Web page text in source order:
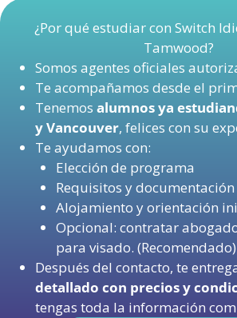
¿Por qué estudiar con Switch
Tamwood?
Somos agentes oficiales
Te acompañamos desde el
Tenemos alumnos ya
y Vancouver, felices con su
Te ayudamos con:
Elección de programa
Requisitos y documentación
Alojamiento y orientación
Opcional: contratar
para visado. (Recomendado)
Después del contacto, te
detallado con precios y
tengas toda la información